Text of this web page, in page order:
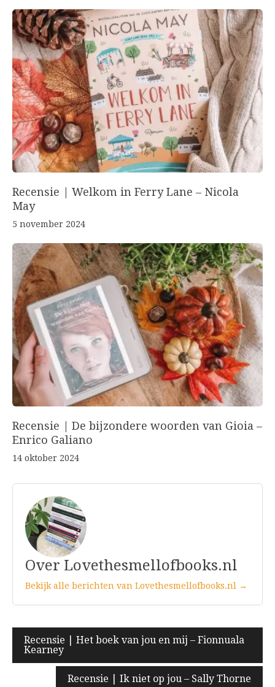
Recensie | Welkom in Ferry Lane – Nicola
May
5 november 2024
Recensie | De bijzondere woorden van Gioia –
Enrico Galiano
14 oktober 2024
Over Lovethesmellofbooks.nl
Bekijk alle berichten van Lovethesmellofbooks.nl →
Bericht
navigatie
Recensie | Het boek van jou en mij – Fionnuala
Kearney
Recensie | Ik niet op jou – Sally Thorne